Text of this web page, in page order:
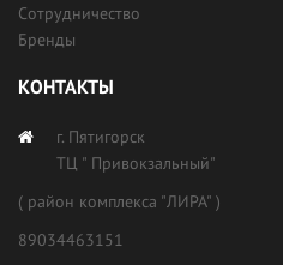
Сотрудничество
Бренды
КОНТАКТЫ
г. Пятигорск
ТЦ " Привокзальный"
( район комплекса "ЛИРА" )
89034463151